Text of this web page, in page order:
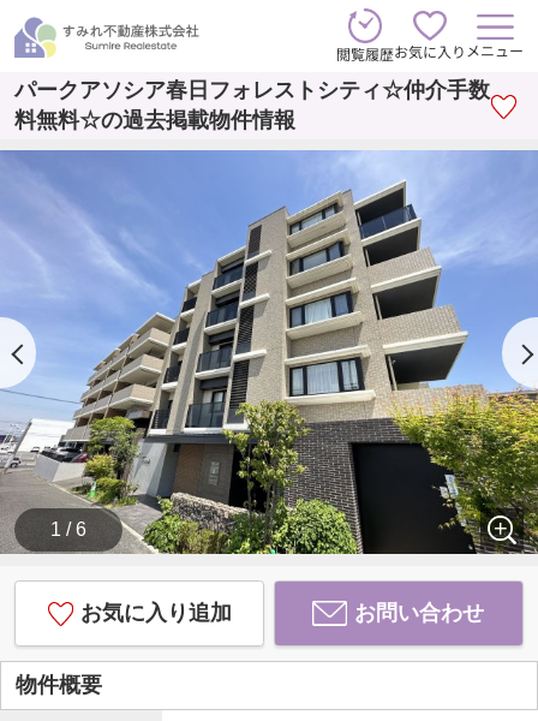
閲覧履歴お気に入り メニュー
パークアソシア春日フォレストシティ☆仲介手数
料無料☆の過去掲載物件情報
1 / 6
お気に入り追加 お問い合わせ
物件概要